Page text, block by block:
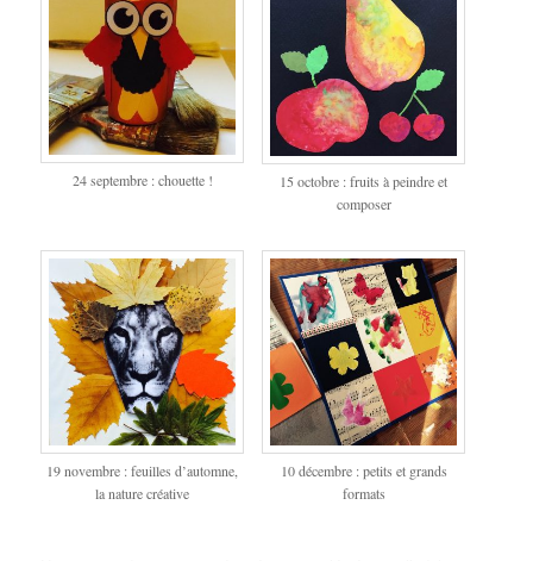
24 septembre : chouette !
15 octobre : fruits à peindre et
composer
19 novembre : feuilles d’automne,
la nature créative
10 décembre : petits et grands
formats